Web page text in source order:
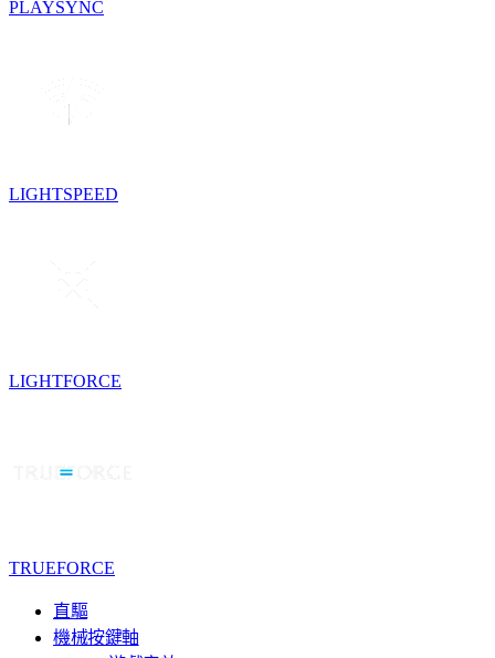
PLAYSYNC
LIGHTSPEED
LIGHTFORCE
TRUEFORCE
直驅
機械按鍵軸